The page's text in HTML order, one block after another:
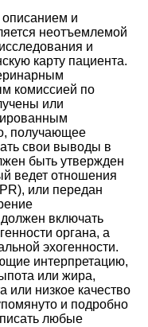
и
неотъемлемой
и
карту пациента.
комиссией по
или
получающее
свои выводы в
быть утвержден
ведет отношения
или передан
включать
органа, а
эхогенности.
интерпретацию,
или жира,
или низкое качество
и подробно
любые